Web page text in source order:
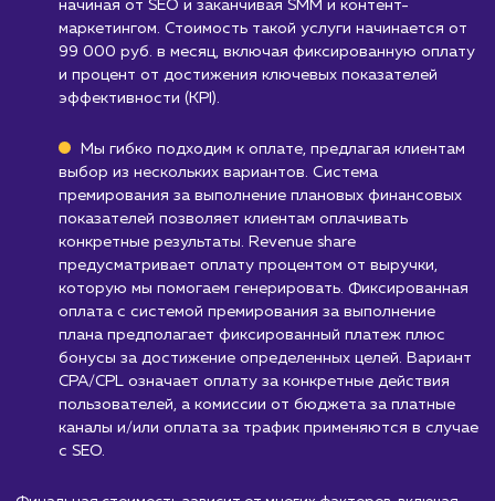
обычно требует времени, чтобы эти
проявились. Если вам нужны быстрые
результаты, эта услуга может не подходить.
Узнать почему
Стоимость услуги
комплексное
продвижение
от 99 000 руб./мес.